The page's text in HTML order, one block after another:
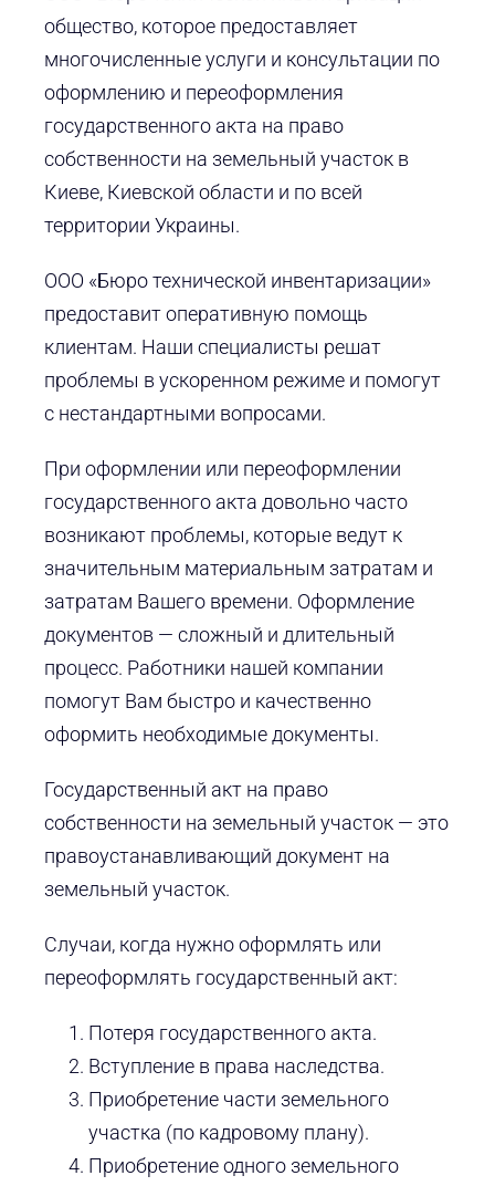
общество, которое предоставляет
многочисленные услуги и консультации по
оформлению и переоформления
государственного акта на право
собственности на земельный участок в
Киеве, Киевской области и по всей
территории Украины.
ООО «Бюро технической инвентаризации»
предоставит оперативную помощь
клиентам. Наши специалисты решат
проблемы в ускоренном режиме и помогут
с нестандартными вопросами.
При оформлении или переоформлении
государственного акта довольно часто
возникают проблемы, которые ведут к
значительным материальным затратам и
затратам Вашего времени. Оформление
документов — сложный и длительный
процесс. Работники нашей компании
помогут Вам быстро и качественно
оформить необходимые документы.
Государственный акт на право
собственности на земельный участок — это
правоустанавливающий документ на
земельный участок.
Случаи, когда нужно оформлять или
переоформлять государственный акт:
Потеря государственного акта.
Вступление в права наследства.
Приобретение части земельного
участка (по кадровому плану).
Приобретение одного земельного